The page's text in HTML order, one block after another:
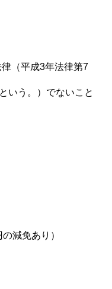
（平成3年法律第7
いう。）でないこと
減免あり）